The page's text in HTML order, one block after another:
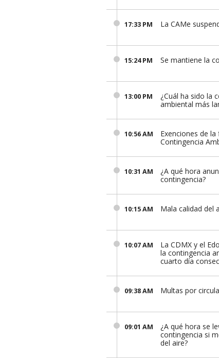
09:01 AM
¿A qué hora se
contingencia si
del aire?
09:38 AM Multas por
10:07 AM
La CDMX y el
la contingencia
cuarto día
10:15 AM Mala calidad del
10:31 AM
¿A qué hora
contingencia?
10:56 AM
Exenciones de la
Contingencia
13:00 PM
¿Cuál ha sido la
ambiental más
15:24 PM Se mantiene la
17:33 PM La CAMe